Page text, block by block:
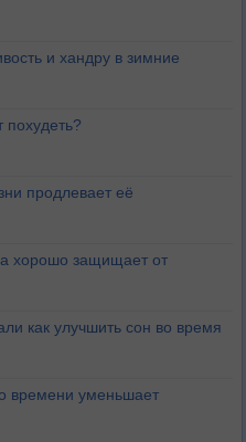
и хандру в зимние
похудеть?
продлевает её
хорошо защищает от
как улучшить сон во время
времени уменьшает